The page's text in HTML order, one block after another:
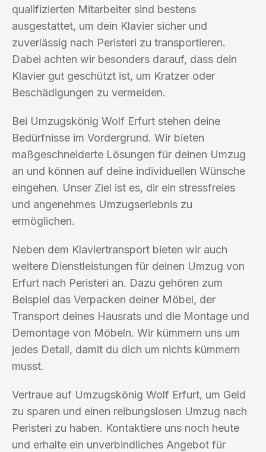
qualifizierten Mitarbeiter sind bestens
ausgestattet, um dein Klavier sicher und
zuverlässig nach Peristeri zu transportieren.
Dabei achten wir besonders darauf, dass dein
Klavier gut geschützt ist, um Kratzer oder
Beschädigungen zu vermeiden.
Bei Umzugskönig Wolf Erfurt stehen deine
Bedürfnisse im Vordergrund. Wir bieten
maßgeschneiderte Lösungen für deinen Umzug
an und können auf deine individuellen Wünsche
eingehen. Unser Ziel ist es, dir ein stressfreies
und angenehmes Umzugserlebnis zu
ermöglichen.
Neben dem Klaviertransport bieten wir auch
weitere Dienstleistungen für deinen Umzug von
Erfurt nach Peristeri an. Dazu gehören zum
Beispiel das Verpacken deiner Möbel, der
Transport deines Hausrats und die Montage und
Demontage von Möbeln. Wir kümmern uns um
jedes Detail, damit du dich um nichts kümmern
musst.
Vertraue auf Umzugskönig Wolf Erfurt, um Geld
zu sparen und einen reibungslosen Umzug nach
Peristeri zu haben. Kontaktiere uns noch heute
und erhalte ein unverbindliches Angebot für